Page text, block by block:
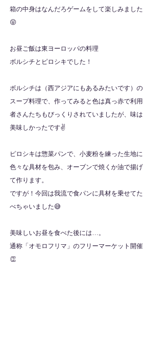
箱の中身はなんだろゲームをして楽しみました
😝
お昼ご飯は東ヨーロッパの料理
ボルシチとピロシキでした！
ボルシチは（西アジアにもあるみたいです）の
スープ料理で、作ってみると色は真っ赤で利用
者さんたちもびっくりされていましたが、味は
美味しかったです✌️
ピロシキは惣菜パンで、小麦粉を練った生地に
色々な具材を包み、オーブンで焼くか油で揚げ
て作ります。
ですが！今回は我流で食パンに具材を乗せてた
べちゃいました😅
美味しいお昼を食べた後には…。
通称「オモロフリマ」のフリーマーケット開催
👏